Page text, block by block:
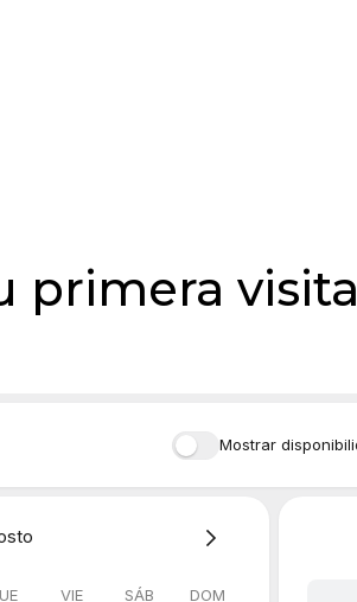
primera visita